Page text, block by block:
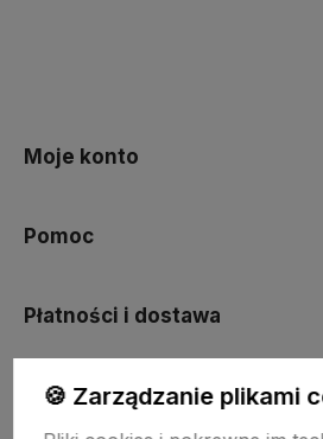
Moje konto
Pomoc
Płatności i dostawa
Informacje
🍪 Zarządzanie plikami